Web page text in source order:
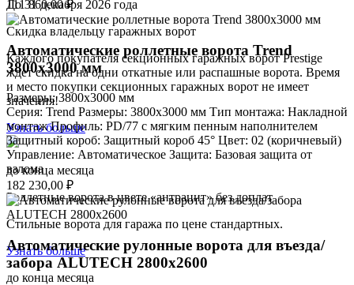
До 31 декабря 2026 года
Скидка владельцу гаражных ворот
Каждого покупателя секционных гаражных ворот Prestige
ждет скидка на одни откатные или распашные ворота. Время
и место покупки секционных гаражных ворот не имеет
значения!
Узнать больше
до конца месяца
Роллетные ворота в цвете «антрацит» без доплат
Стильные ворота для гаража по цене стандартных.
Узнать больше
до конца месяца
111 860,00₽
Автоматические роллетные ворота Trend
3800x3000 мм
Размеры: 3800x3000 мм
Серия: Trend Размеры: 3800x3000 мм Тип монтажа: Накладной
монтаж Профиль: PD/77 c мягким пенным наполнителем
Защитный короб: Защитный короб 45° Цвет: 02 (коричневый)
Управление: Автоматическое Защита: Базовая защита от
взлома
182 230,00 ₽
Автоматические рулонные ворота для въезда/
забора ALUTECH 2800x2600